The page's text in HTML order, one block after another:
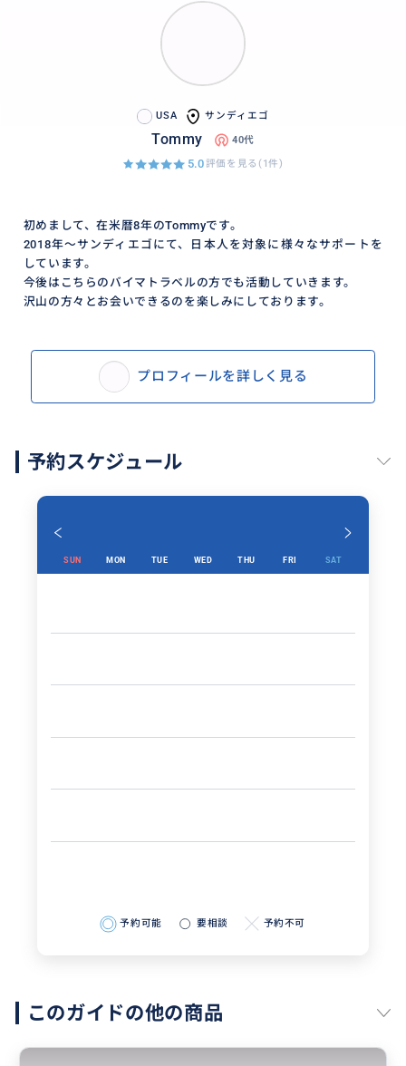
USA サンディエゴ
Tommy 40代
5.0評価を見る(1件)
初めまして、在米暦8年のTommyです。
2018年～サンディエゴにて、日本人を対象に様々なサポートを
しています。
今後はこちらのバイマトラベルの方でも活動していきます。
沢山の方々とお会いできるのを楽しみにしております。
プロフィールを詳しく見る
予約スケジュール
SUN MON TUE WED THU FRI SAT
予約可能 要相談 予約不可
このガイドの他の商品